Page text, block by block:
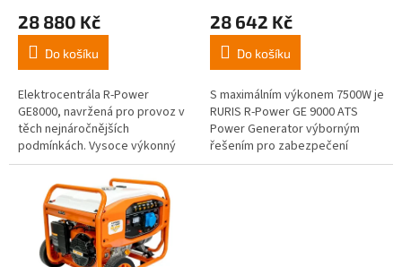
28 880 Kč
Do košíku
Elektrocentrála R-Power
GE8000, navržená pro provoz v
těch nejnáročnějších
podmínkách. Vysoce výkonný
přístroj, který představuje
ideální přenosný zdroj energie
pro profesionály.
28 642 Kč
Do košíku
S maximálním výkonem 7500W je
RURIS R-Power GE 9000 ATS
Power Generator výborným
řešením pro zabezpečení
elektrické energie a